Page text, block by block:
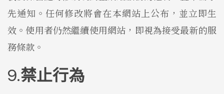
先通知。任何修改將會在本網站上公布，並立即生
效。使用者仍然繼續使用網站，即視為接受最新的服
務條款。
禁止行為